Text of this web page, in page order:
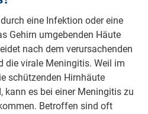
ei­ne In­fek­ti­on oder ei­ne
Ge­hirn um­ge­ben­den Häu­te
nach dem ver­ur­sa­chen­den
die vi­ra­le Me­nin­gi­tis. Weil im
schüt­zen­den Hirn­häu­te
kann es bei ei­ner Me­nin­gi­tis zu
Be­trof­fen sind oft